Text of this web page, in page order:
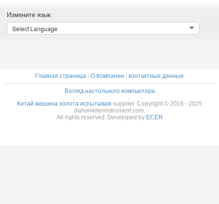
Измените язык
Select Language
Главная страница О Компании контактные данные
Взгляд настольного компьютера
Китай машина золота испытывая supplier. Copyright © 2016 - 2025
dahometerinstrument.com.
All rights reserved. Developed by ECER